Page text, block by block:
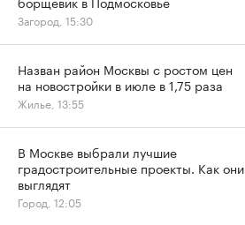
Загород, 15:30
Назван район Москвы с ростом цен
на новостройки в июле в 1,75 раза
Жилье, 13:55
В Москве выбрали лучшие
градостроительные проекты. Как они
выглядят
Город, 12:05